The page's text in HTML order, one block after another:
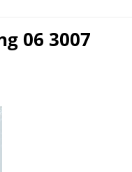
06 3007